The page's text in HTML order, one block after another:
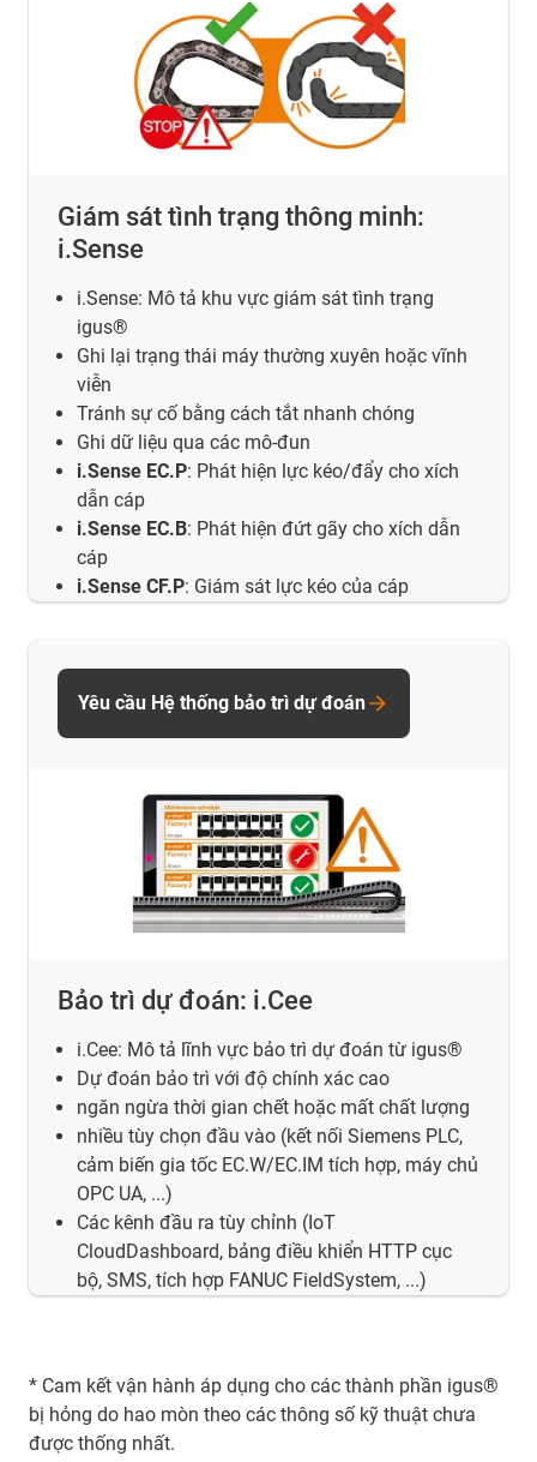
Giám sát tình trạng thông minh:
i.Sense
i.Sense: Mô tả khu vực giám sát tình trạng
igus®
Ghi lại trạng thái máy thường xuyên hoặc vĩnh
viễn
Tránh sự cố bằng cách tắt nhanh chóng
Ghi dữ liệu qua các mô-đun
i.Sense EC.P: Phát hiện lực kéo/đẩy cho xích
dẫn cáp
i.Sense EC.B: Phát hiện đứt gãy cho xích dẫn
cáp
i.Sense CF.P: Giám sát lực kéo của cáp
Bảo trì dự đoán: i.Cee
i.Cee: Mô tả lĩnh vực bảo trì dự đoán từ igus®
Dự đoán bảo trì với độ chính xác cao
ngăn ngừa thời gian chết hoặc mất chất lượng
nhiều tùy chọn đầu vào (kết nối Siemens PLC,
cảm biến gia tốc EC.W/EC.IM tích hợp, máy chủ
OPC UA, ...)
Các kênh đầu ra tùy chỉnh (IoT
CloudDashboard, bảng điều khiển HTTP cục
bộ, SMS, tích hợp FANUC FieldSystem, ...)
Yêu cầu Hệ thống bảo trì dự đoán
* Cam kết vận hành áp dụng cho các thành phần igus®
bị hỏng do hao mòn theo các thông số kỹ thuật chưa
được thống nhất.